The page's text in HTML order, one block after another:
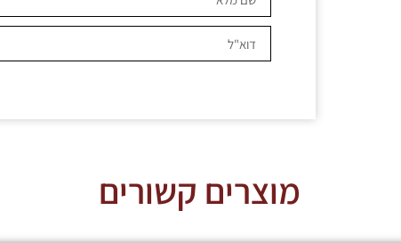
מוצרים קשורים